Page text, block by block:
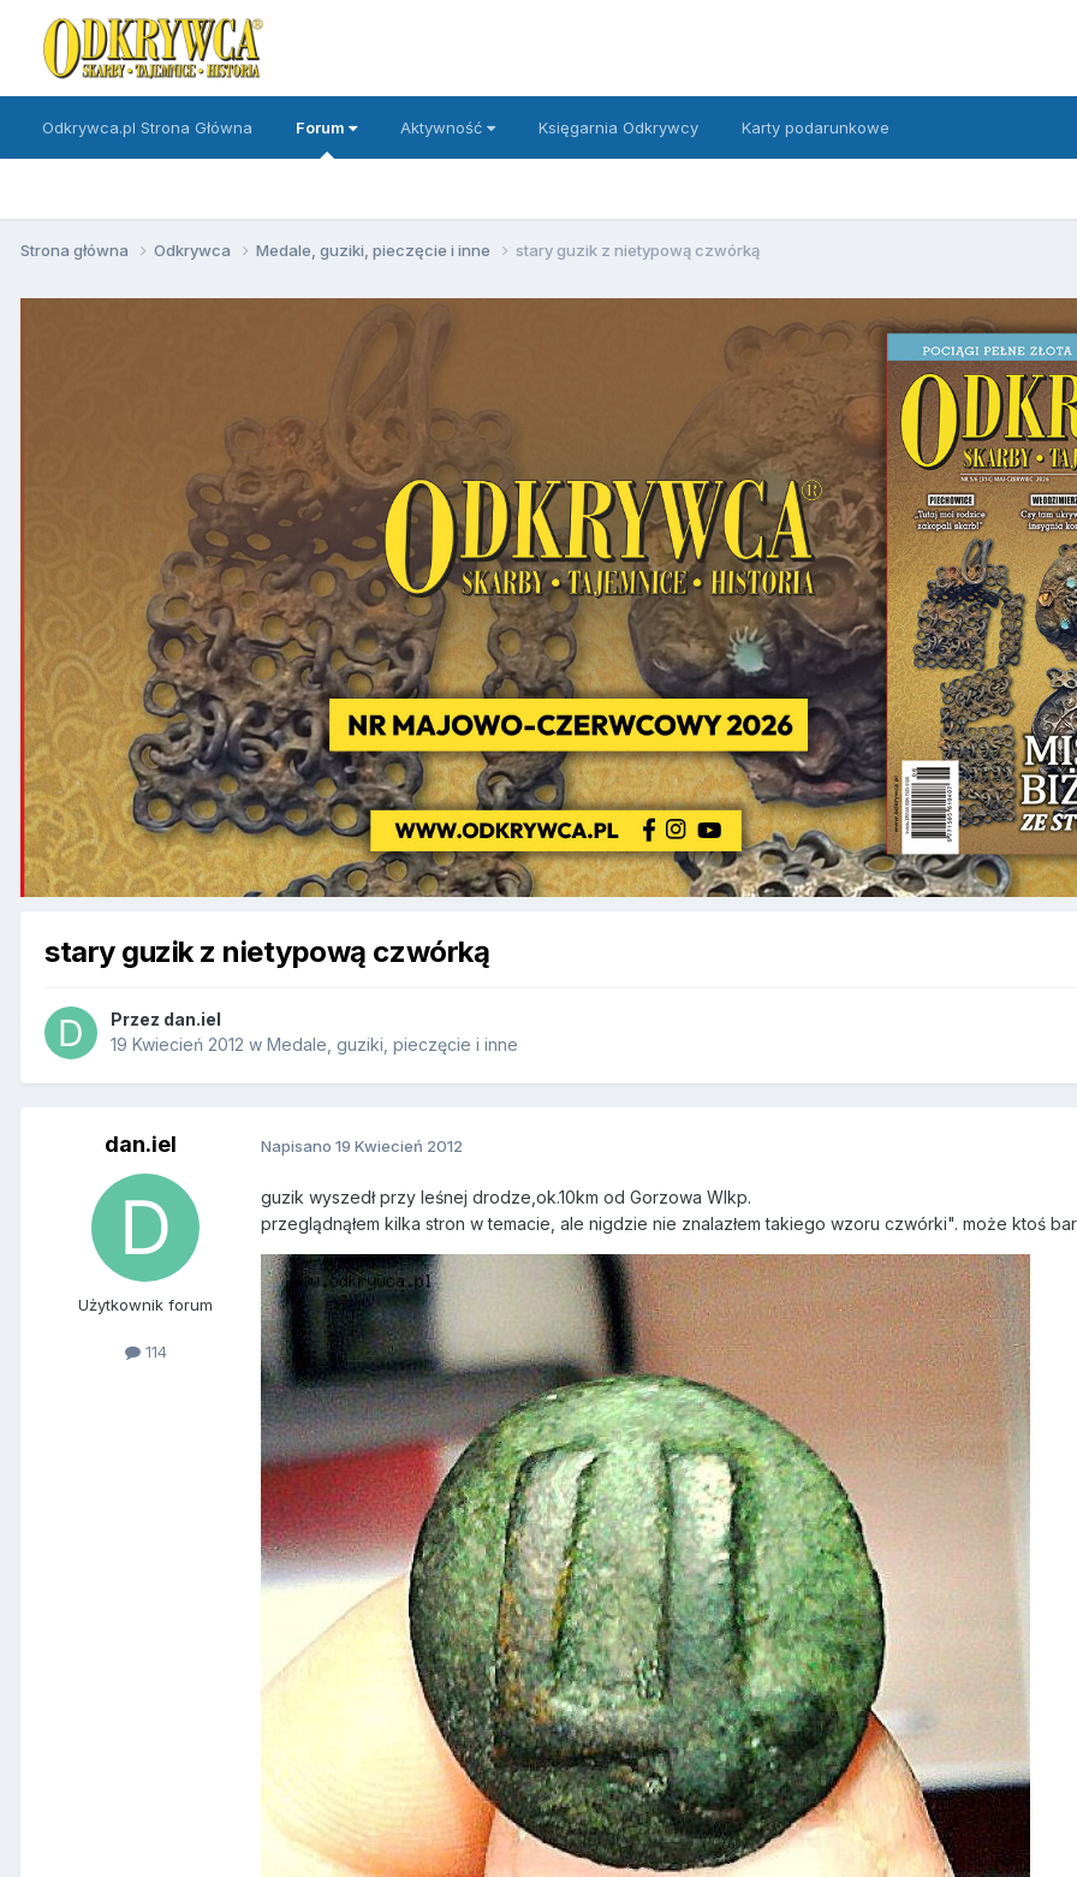
Odkrywca.pl Strona Główna Forum Aktywność Księgarnia Odkrywcy Karty podarunkowe
Strona główna Odkrywca Medale, guziki, pieczęcie i inne stary guzik z nietypową czwórką
stary guzik z nietypową czwórką
Przez dan.iel
19 Kwiecień 2012 w Medale, guziki, pieczęcie i inne
dan.iel
Użytkownik forum
114
Napisano 19 Kwiecień 2012
guzik wyszedł przy leśnej drodze,ok.10km od Gorzowa Wlkp.
przeglądnąłem kilka stron w temacie, ale nigdzie nie znalazłem takiego wzoru czwórki". może ktoś